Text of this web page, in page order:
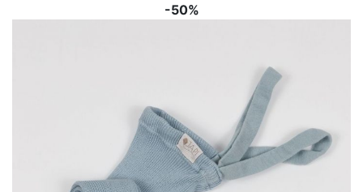
-50%